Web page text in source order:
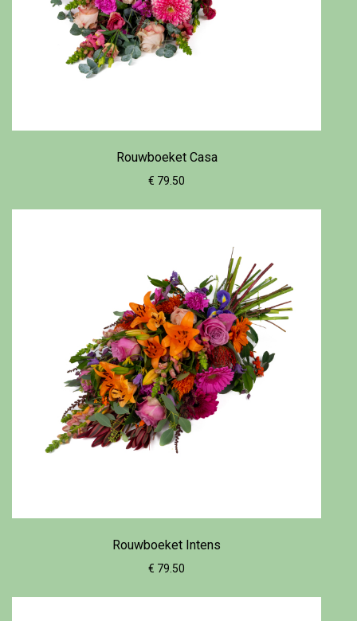
Rouwboeket Casa
€ 79.50
Rouwboeket Intens
€ 79.50